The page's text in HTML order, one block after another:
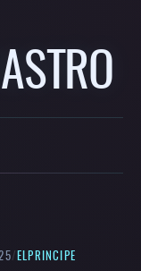
/ELPRINCIPE